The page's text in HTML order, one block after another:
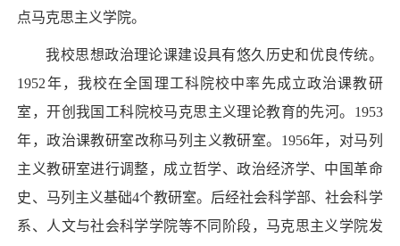
点马克思主义学院。
我校思想政治理论课建设具有悠久历史和优良传统。
1952年，我校在全国理工科院校中率先成立政治课教研
室，开创我国工科院校马克思主义理论教育的先河。1953
年，政治课教研室改称马列主义教研室。1956年，对马列
主义教研室进行调整，成立哲学、政治经济学、中国革命
史、马列主义基础4个教研室。 后经社会科学部、社会科学
系、人文与社会科学学院等不同阶段，马克思主义学院发